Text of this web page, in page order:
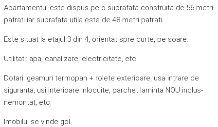
Apartamentul este dispus pe o suprafata construita de 56 metri
patrati iar suprafata utila este de 48 metri patrati.
Este situat la etajul 3 din 4, orientat spre curte, pe soare.
Utilitati: apa, canalizare, electricitate, etc.
Dotari: geamuri termopan + rolete exterioare, usa intrare de
siguranta, usi interioare inlocuite, parchet laminta NOU inclus-
nemontat, etc.
Imobilul se vinde gol.